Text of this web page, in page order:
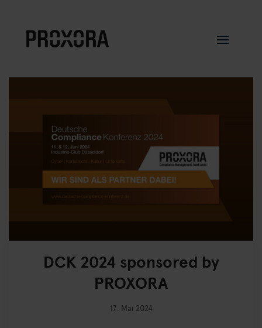
DCK 2024 sponsored by
PROXORA
17. Mai 2024